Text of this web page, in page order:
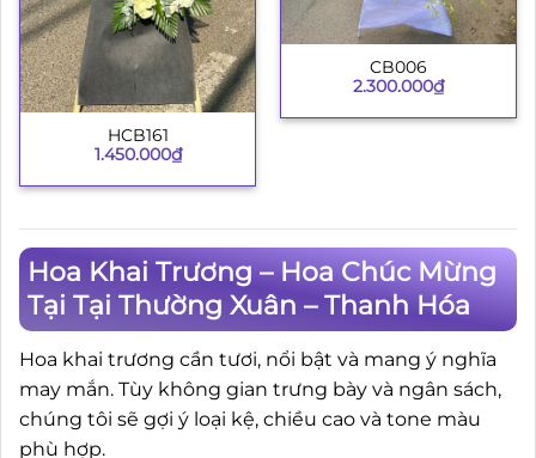
HCB161
1.450.000₫
CB006
2.300.000₫
Hoa Khai Trương – Hoa Chúc Mừng
Tại Tại Thường Xuân – Thanh Hóa
Hoa khai trương cần tươi, nổi bật và mang ý nghĩa
may mắn. Tùy không gian trưng bày và ngân sách,
chúng tôi sẽ gợi ý loại kệ, chiều cao và tone màu
phù hợp.